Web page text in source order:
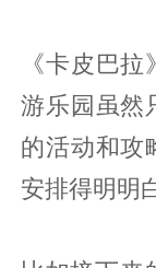
《卡皮巴
游乐园虽然
的活动和攻
安排得明明